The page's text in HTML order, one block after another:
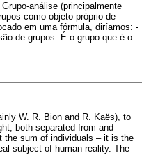
análise (principalmente
como objeto próprio de
em uma fórmula, diríamos: -
de grupos. É o grupo que é o
W. R. Bion and R. Kaës), to
both separated from and
the sum of individuals – it is the
subject of human reality. The